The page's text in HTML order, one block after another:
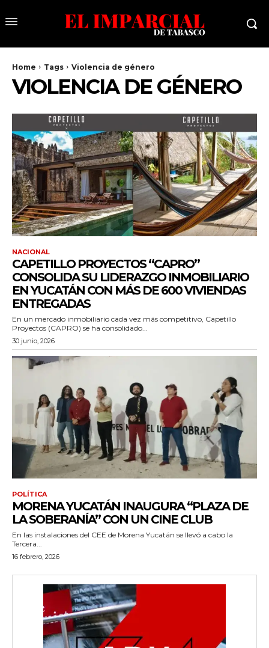
Home Tags Violencia de género
VIOLENCIA DE GÉNERO
NACIONAL
CAPETILLO PROYECTOS “CAPRO”
CONSOLIDA SU LIDERAZGO INMOBILIARIO
EN YUCATÁN CON MÁS DE 600 VIVIENDAS
ENTREGADAS
En un mercado inmobiliario cada vez más competitivo, Capetillo
Proyectos (CAPRO) se ha consolidado...
30 junio, 2026
POLÍTICA
MORENA YUCATÁN INAUGURA “PLAZA DE
LA SOBERANÍA” CON UN CINE CLUB
En las instalaciones del CEE de Morena Yucatán se llevó a cabo la
Tercera...
16 febrero, 2026